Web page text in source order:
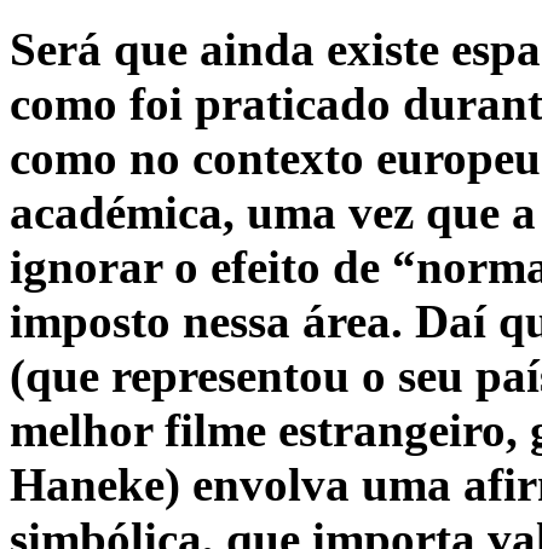
Será que ainda existe
como foi praticado
como no contexto
académica, uma vez que
ignorar o efeito de
imposto nessa área. Daí
(que representou o seu
melhor filme estrangeiro,
Haneke) envolva uma
simbólica, que importa